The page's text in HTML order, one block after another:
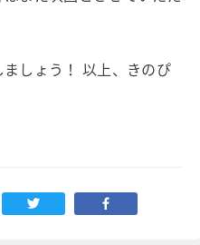
しょう！ 以上、きのぴ